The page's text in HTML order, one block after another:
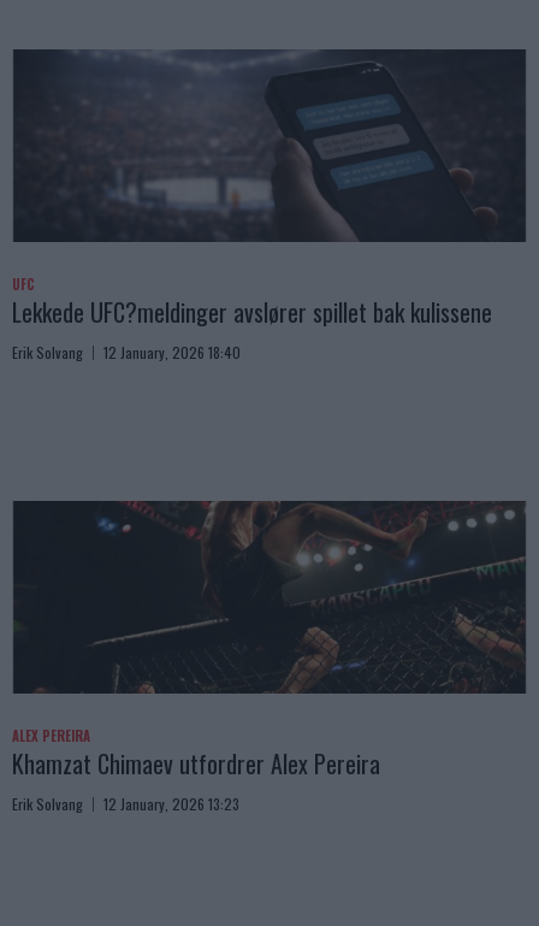
UFC
Lekkede UFC?meldinger avslører spillet bak kulissene
Erik Solvang 12 January, 2026 18:40
ALEX PEREIRA
Khamzat Chimaev utfordrer Alex Pereira
Erik Solvang 12 January, 2026 13:23